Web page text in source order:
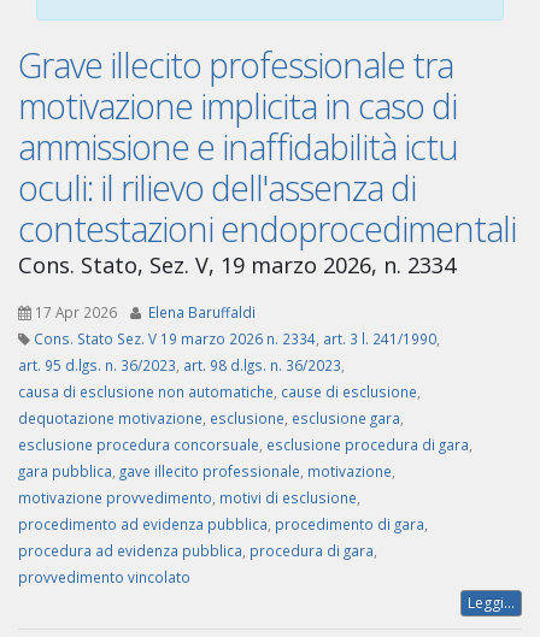
Grave illecito professionale tra
motivazione implicita in caso di
ammissione e inaffidabilità ictu
oculi: il rilievo dell'assenza di
contestazioni endoprocedimentali
Cons. Stato, Sez. V, 19 marzo 2026, n. 2334
17 Apr 2026
Elena Baruffaldi
Cons. Stato Sez. V 19 marzo 2026 n. 2334 art. 3 l. 241/1990
art. 95 d.lgs. n. 36/2023 art. 98 d.lgs. n. 36/2023
causa di esclusione non automatiche cause di esclusione
dequotazione motivazione esclusione esclusione gara
esclusione procedura concorsuale esclusione procedura di gara
gara pubblica gave illecito professionale motivazione
motivazione provvedimento motivi di esclusione
procedimento ad evidenza pubblica procedimento di gara
procedura ad evidenza pubblica procedura di gara
provvedimento vincolato
Leggi...